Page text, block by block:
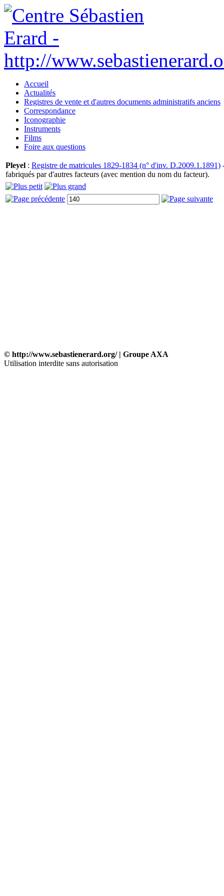
Accueil
Actualités
Registres de vente et d'autres documents administratifs anciens
Correspondance
Iconographie
Instruments
Films
Foire aux questions
Pleyel : Registre de matricules 1829-1834 (n° d'inv. D.2009.1.1891)
fabriqués par d'autres facteurs (avec mention du nom du facteur).
© http://www.sebastienerard.org/ | Groupe AXA
Utilisation interdite sans autorisation